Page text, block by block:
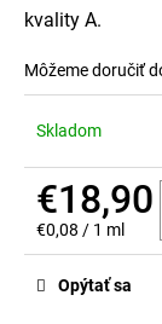
kvality A.
Môžeme doručiť
Skladom
€18,90
Jednotková
cena:
€0,08 / 1 ml
Opýtať sa
a
m
e